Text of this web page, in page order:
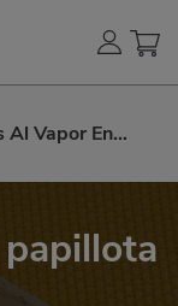
Al Vapor En